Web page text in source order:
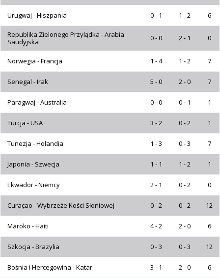
Urugwaj - Hiszpania 0 - 1 1 - 2 6
Republika Zielonego Przylądka - Arabia
Saudyjska
0 - 0 2 - 1 0
Norwegia - Francja 1 - 4 1 - 2 7
Senegal - Irak 5 - 0 2 - 0 7
Paragwaj - Australia 0 - 0 0 - 1 1
Turcja - USA 3 - 2 0 - 2 1
Tunezja - Holandia 1 - 3 0 - 3 7
Japonia - Szwecja 1 - 1 1 - 2 1
Ekwador - Niemcy 2 - 1 0 - 2 0
Curaçao - Wybrzeże Kości Słoniowej 0 - 2 0 - 2 12
Maroko - Haiti 4 - 2 2 - 0 6
Szkocja - Brazylia 0 - 3 0 - 3 12
Bośnia i Hercegowina - Katar 3 - 1 2 - 0 6